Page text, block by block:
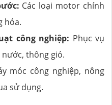
Các loại motor chính
hóa.
công nghiệp: Phục vụ
thông gió.
móc công nghiệp, nông
sử dụng.